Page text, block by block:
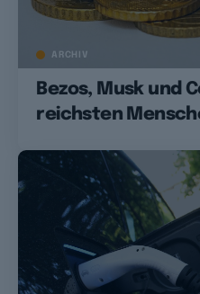
ARCHIV
Bezos, Musk und
reichsten